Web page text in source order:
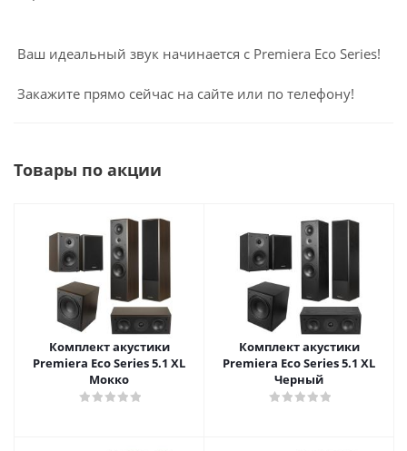
Ваш идеальный звук начинается с Premiera Eco Series!
Закажите прямо сейчас на сайте или по телефону!
Товары по акции
Комплект акустики
Premiera Eco Series 5.1 XL
Мокко
Комплект акустики
Premiera Eco Series 5.1 XL
Черный